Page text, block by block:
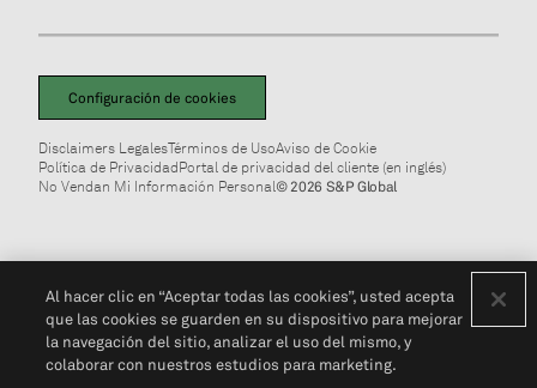
Configuración de cookies
Disclaimers LegalesTérminos de UsoAviso de Cookie
Política de PrivacidadPortal de privacidad del cliente (en inglés)
No Vendan Mi Información Personal© 2026 S&P Global
Al hacer clic en “Aceptar todas las cookies”, usted acepta
que las cookies se guarden en su dispositivo para mejorar
la navegación del sitio, analizar el uso del mismo, y
colaborar con nuestros estudios para marketing.